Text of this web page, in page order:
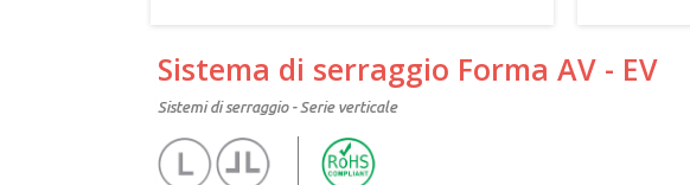
Sistema di serraggio Forma AV - EV
Sistemi di serraggio - Serie verticale